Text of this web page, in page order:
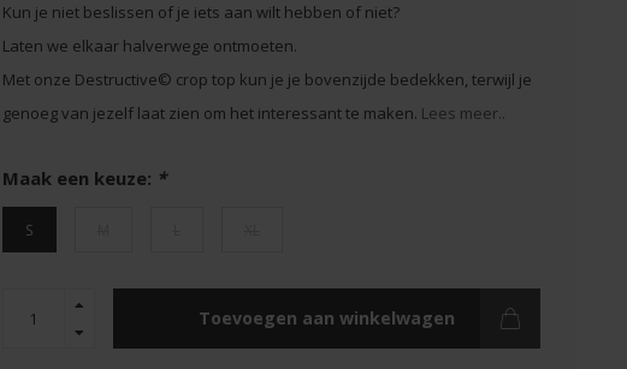
Kun je niet beslissen of je iets aan wilt hebben of niet?
Laten we elkaar halverwege ontmoeten.
Met onze Destructive© crop top kun je je bovenzijde bedekken, terwijl je
genoeg van jezelf laat zien om het interessant te maken. Lees meer..
Maak een keuze: *
S
Toevoegen aan winkelwagen